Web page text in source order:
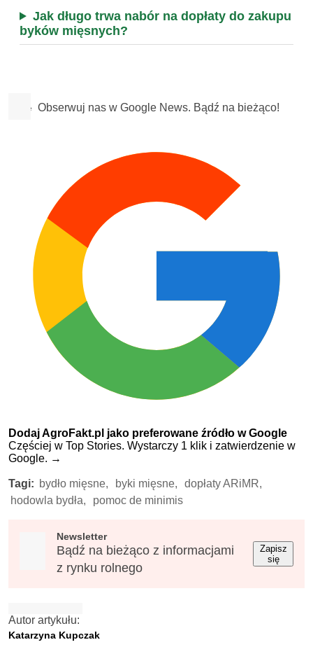
Jak długo trwa nabór na dopłaty do zakupu
byków mięsnych?
Obserwuj nas w Google News. Bądź na bieżąco!
Dodaj AgroFakt.pl jako preferowane źródło w Google
Częściej w Top Stories. Wystarczy 1 klik i zatwierdzenie w
Google. →
Tagi: bydło mięsne, byki mięsne,
dopłaty ARiMR,
hodowla bydła,
pomoc de minimis
Newsletter
Bądź na bieżąco z informacjami
z rynku rolnego
Zapisz
się
Autor artykułu:
Katarzyna Kupczak